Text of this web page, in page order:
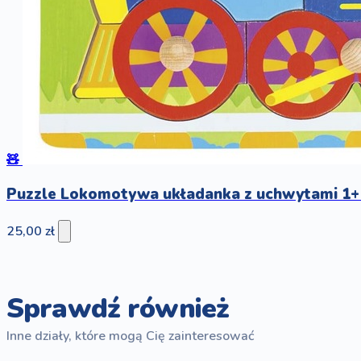
🧸
Puzzle Lokomotywa układanka z uchwytami
25,00 zł
Sprawdź również
Inne działy, które mogą Cię zainteresować